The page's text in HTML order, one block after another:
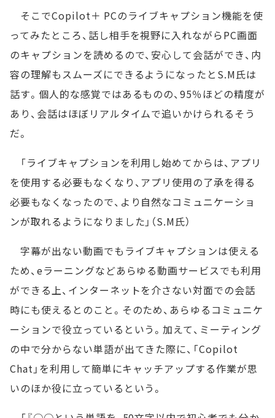
そこでCopilot＋ PCのライブキャプション機能を使
ってみたところ、話し相手を視野に入れながらPC画面
のキャプションを読めるので、安心して会話ができ、内
容の理解もスムーズにできるようになったとS.M氏は
話す。個人的な感覚ではあるものの、95％ほどの精度が
あり、会話はほぼリアルタイムで追いかけられるそう
だ。
「ライブキャプションを利用し始めてからは、アプリ
を使用する必要もなくなり、アプリ使用の了承を得る
必要もなくなったので、より自然なコミュニケーショ
ンが取れるようになりました」（S.M氏）
字幕が出ない動画でもライブキャプションは使える
ため、eラーニングなどあらゆる動画サービスでも利用
ができる上、インターネットを介さない対面での会話
時にも使えるとのこと。そのため、あらゆるコミュニケ
ーションで役立っているという。加えて、ミーティング
の中で分からない単語が出てきた際に、「Copilot
Chat」を利用して簡単にキャッチアップする作業が思
いのほか役に立っているという。